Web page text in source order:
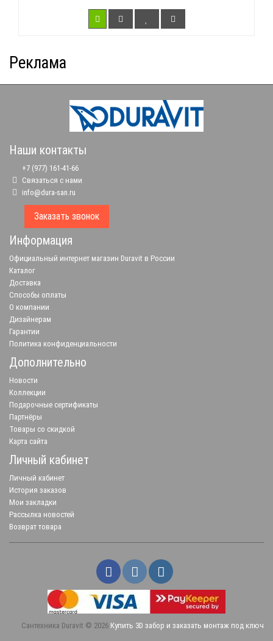
Реклама
Наши контакты
+7 (977) 161-41-66
Связаться с нами
info@dura-san.ru
Заказать звонок
Информация
Официальный интернет магазин Duravit в России
Каталог
Доставка
Способы оплаты
О компании
Дизайнерам
Гарантии
Политика конфиденциальности
Дополнительно
Новости
Коллекции
Подарочные сертификаты
Партнёры
Товары со скидкой
Карта сайта
Личный кабинет
Личный кабинет
История заказов
Мои закладки
Рассылка новостей
Возврат товара
Сантехника Duravit © 2026 Купить 3D забор и заказать монтаж под ключ